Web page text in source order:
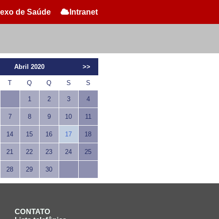
de Saúde Intranet
Abril 2020 >>
T Q Q S S
1 2 3 4
7 8 9 10 11
14 15 16 17 18
21 22 23 24 25
28 29 30
CONTATO